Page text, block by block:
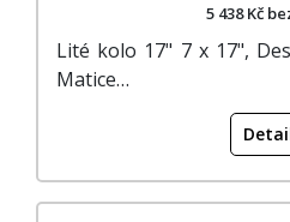
5 438 Kč
Lité kolo 17" 7 x 17",
Matice…